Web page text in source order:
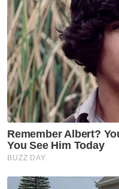
Muat turun aplikasi
Harap
dapatkan
Lelaki